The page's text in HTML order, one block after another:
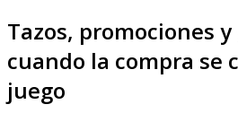
Tazos, promociones
cuando la compra se
juego